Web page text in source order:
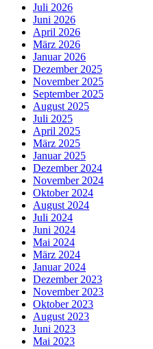
Juli 2026
Juni 2026
April 2026
März 2026
Januar 2026
Dezember 2025
November 2025
September 2025
August 2025
Juli 2025
April 2025
März 2025
Januar 2025
Dezember 2024
November 2024
Oktober 2024
August 2024
Juli 2024
Juni 2024
Mai 2024
März 2024
Januar 2024
Dezember 2023
November 2023
Oktober 2023
August 2023
Juni 2023
Mai 2023